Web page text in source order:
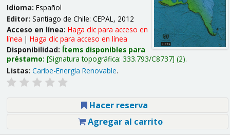
Idioma: Español
Editor: Santiago de Chile: CEPAL, 2012
Acceso en línea: Haga clic para acceso en
línea | Haga clic para acceso en línea
Disponibilidad: Ítems disponibles para
préstamo: Signatura topográfica: 333.793/C8737 (2).
Listas: Caribe-Energía Renovable.
Hacer reserva
Agregar al carrito